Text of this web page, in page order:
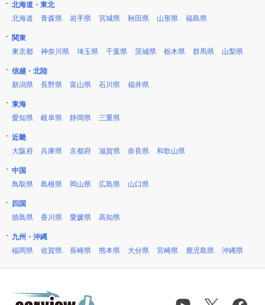
北海道・東北
北海道
青森県 岩手県 宮城県 秋田県 山形県 福島県
関東
東京都
神奈川県 埼玉県 千葉県 茨城県 栃木県 群馬県 山梨県
信越・北陸
新潟県
長野県 富山県 石川県 福井県
東海
愛知県
岐阜県 静岡県 三重県
近畿
大阪府
兵庫県 京都府 滋賀県 奈良県 和歌山県
中国
鳥取県
島根県 岡山県 広島県 山口県
四国
徳島県
香川県 愛媛県 高知県
九州・沖縄
福岡県
佐賀県 長崎県 熊本県 大分県 宮崎県 鹿児島県 沖縄県